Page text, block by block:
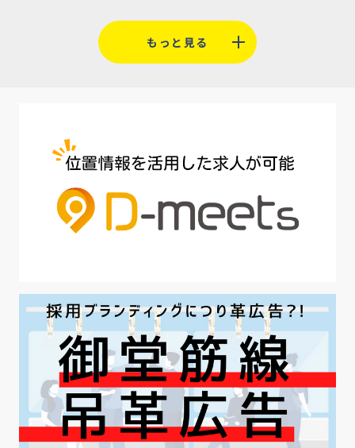
#平均採用単価
#人材定着 #AI面接
#魅力の伝え方 #求職者 #27卒
#採用オウンドメディア #業種別
#採用ピッチ資料 #28卒 #ロールモデル
#第二新卒 #採用の効率化
#AI活用 #職場カルチャーギャップ
#早期退職 #ハラスメント
#ハラスメント対策 #SNS活用
#リクルーター制度 #内定辞退の防止
もっと見る